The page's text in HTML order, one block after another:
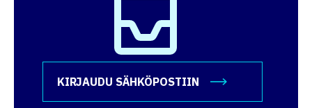
KIRJAUDU SÄHKÖPOSTIIN